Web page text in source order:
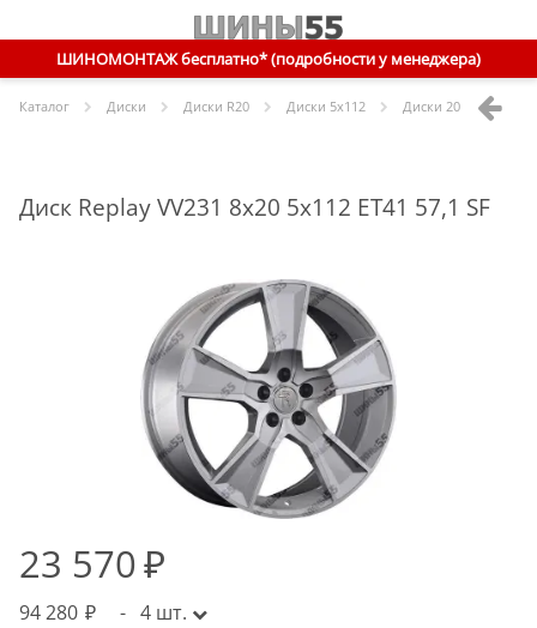
ШИНОМОНТАЖ бесплатно* (подробности у менеджера)
Каталог Диски Диски R20 Диски 5x112 Диски 20 5x112 ET41
Диск Replay VV231 8x20 5x112 ET41 57,1 SF
23 570
94 280 - 4 шт.